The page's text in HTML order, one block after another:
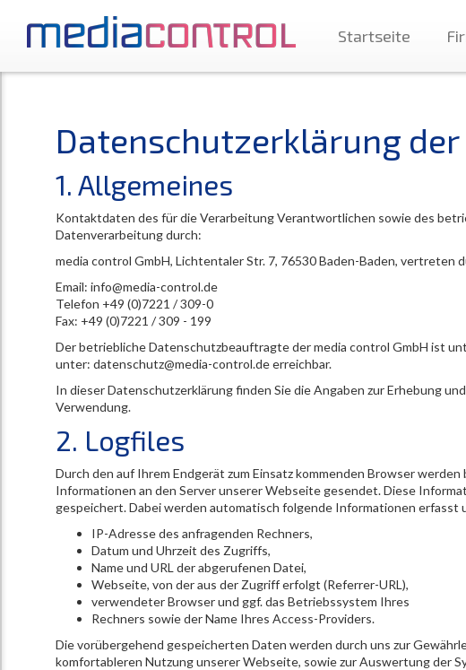
Startseite
Datenschutzerklärung
1. Allgemeines
Kontaktdaten des für die Verarbeitung Verantwortlichen sowie des
Datenverarbeitung durch:
media control GmbH, Lichtentaler Str. 7, 76530 Baden-Baden, vertreten
Email: info@media-control.de
Telefon +49 (0)7221 / 309-0
Fax: +49 (0)7221 / 309 - 199
Der betriebliche Datenschutzbeauftragte der media control GmbH ist
unter: datenschutz@media-control.de erreichbar.
In dieser Datenschutzerklärung finden Sie die Angaben zur Erhebung
Verwendung.
2. Logfiles
Durch den auf Ihrem Endgerät zum Einsatz kommenden Browser
Informationen an den Server unserer Webseite gesendet. Diese
gespeichert. Dabei werden automatisch folgende Informationen
IP-Adresse des anfragenden Rechners,
Datum und Uhrzeit des Zugriffs,
Name und URL der abgerufenen Datei,
Webseite, von der aus der Zugriff erfolgt (Referrer-URL),
verwendeter Browser und ggf. das Betriebssystem Ihres
Rechners sowie der Name Ihres Access-Providers.
Die vorübergehend gespeicherten Daten werden durch uns zur
komfortableren Nutzung unserer Webseite, sowie zur Auswertung der